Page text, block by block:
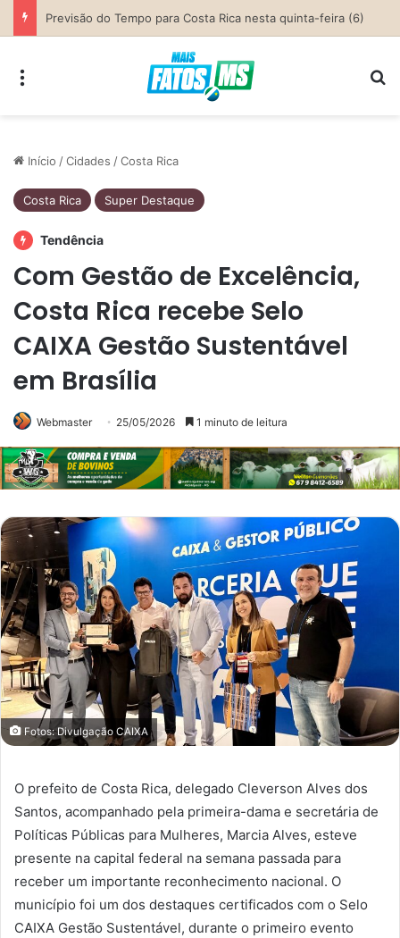
Parceria entre Costa Rica e Alcinópolis entrega ponte de concreto e fortalece infraestrutura na região das lavouras do Engano
Início /Cidades /Costa Rica
Costa Rica Super Destaque
Tendência
Com Gestão de Excelência,
Costa Rica recebe Selo
CAIXA Gestão Sustentável
em Brasília
Webmaster 25/05/2026 1 minuto de leitura
Fotos: Divulgação CAIXA
O prefeito de Costa Rica, delegado Cleverson Alves dos
Santos, acompanhado pela primeira-dama e secretária de
Políticas Públicas para Mulheres, Marcia Alves, esteve
presente na capital federal na semana passada para
receber um importante reconhecimento nacional. O
município foi um dos destaques certificados com o Selo
CAIXA Gestão Sustentável, durante o primeiro evento